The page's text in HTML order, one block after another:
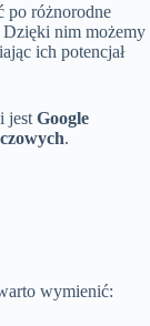
po różnorodne
Dzięki nim możemy
ich potencjał
jest Google
.
wymienić: